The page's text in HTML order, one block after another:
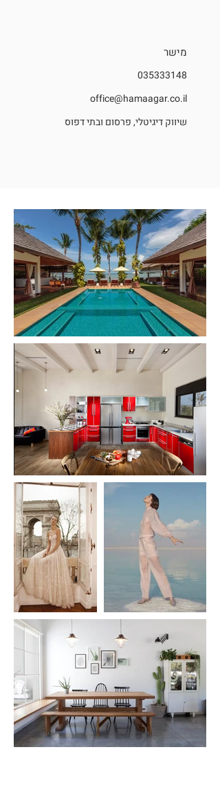
מישר
035333148
office@hamaagar.co.il
שיווק דיגיטלי, פרסום ובתי דפוס